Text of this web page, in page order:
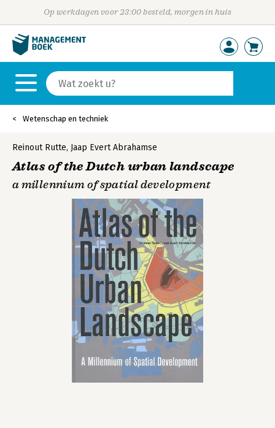
Op werkdagen voor 23:00 besteld, morgen in huis
Wetenschap en techniek
Reinout Rutte, Jaap Evert Abrahamse
Atlas of the Dutch urban landscape
a millennium of spatial development